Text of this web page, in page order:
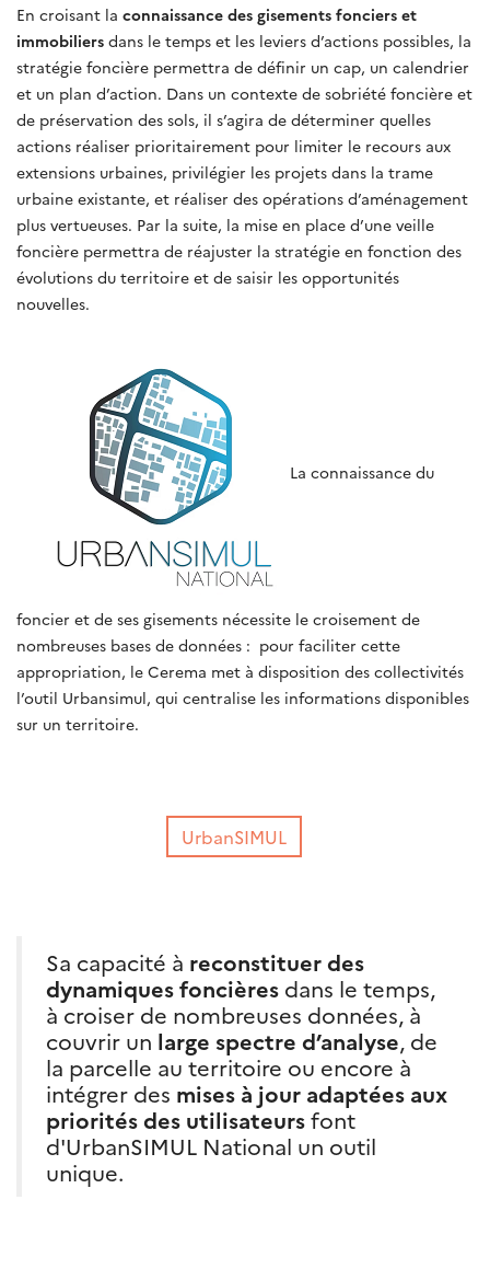
En croisant la connaissance des gisements fonciers et
immobiliers dans le temps et les leviers d’actions possibles, la
stratégie foncière permettra de définir un cap, un calendrier
et un plan d’action. Dans un contexte de sobriété foncière et
de préservation des sols, il s’agira de déterminer quelles
actions réaliser prioritairement pour limiter le recours aux
extensions urbaines, privilégier les projets dans la trame
urbaine existante, et réaliser des opérations d’aménagement
plus vertueuses. Par la suite, la mise en place d’une veille
foncière permettra de réajuster la stratégie en fonction des
évolutions du territoire et de saisir les opportunités
nouvelles.
La connaissance du
foncier et de ses gisements nécessite le croisement de
nombreuses bases de données : pour faciliter cette
appropriation, le Cerema met à disposition des collectivités
l’outil Urbansimul, qui centralise les informations disponibles
sur un territoire.
UrbanSIMUL
Sa capacité à reconstituer des
dynamiques foncières dans le temps,
à croiser de nombreuses données, à
couvrir un large spectre d’analyse, de
la parcelle au territoire ou encore à
intégrer des mises à jour adaptées aux
priorités des utilisateursfont
d'UrbanSIMUL National un outil
unique.